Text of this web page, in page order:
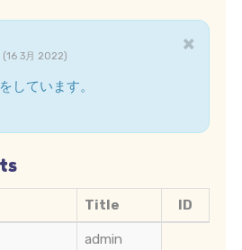
×
(16 3月 2022)
しています。
Title ID
admin